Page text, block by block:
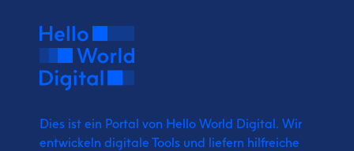
Dies ist ein Portal von Hello World Digital. Wir
entwickeln digitale Tools und liefern hilfreiche